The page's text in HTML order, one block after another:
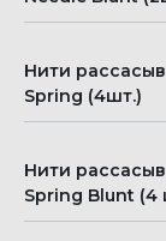
Нити
Spring (4шт.)
Нити
Spring Blunt (4